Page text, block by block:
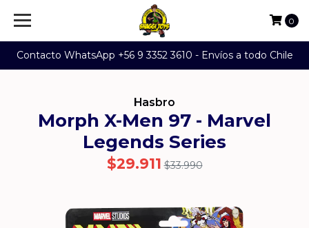
Contacto WhatsApp +56 9 3352 3610 - Envíos a todo Chile
0
Hasbro
Morph X-Men 97 - Marvel
Legends Series
$29.911 $33.990